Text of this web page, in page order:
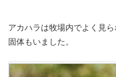
アカハラは牧場内でよく見
固体もいました。